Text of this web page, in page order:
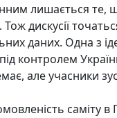
лишається
Тож дискусії
даних. Одна з
контролем
але учасники
саміту в